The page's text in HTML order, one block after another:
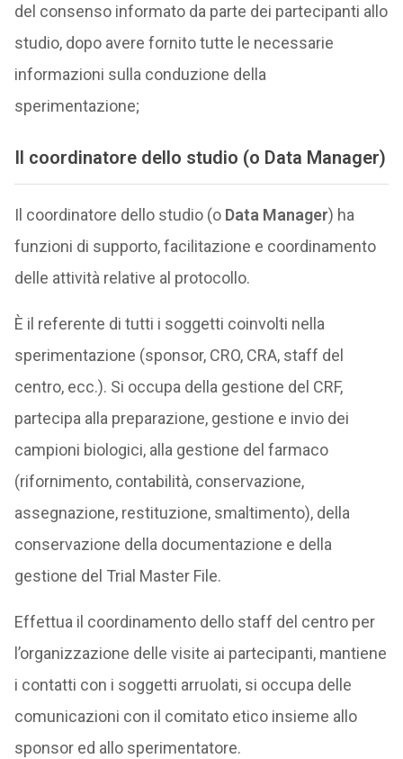
del consenso informato da parte dei partecipanti allo
studio, dopo avere fornito tutte le necessarie
informazioni sulla conduzione della
sperimentazione;
Il coordinatore dello studio (o Data Manager)
Il coordinatore dello studio (o Data Manager) ha
funzioni di supporto, facilitazione e coordinamento
delle attività relative al protocollo.
È il referente di tutti i soggetti coinvolti nella
sperimentazione (sponsor, CRO, CRA, staff del
centro, ecc.). Si occupa della gestione del CRF,
partecipa alla preparazione, gestione e invio dei
campioni biologici, alla gestione del farmaco
(rifornimento, contabilità, conservazione,
assegnazione, restituzione, smaltimento), della
conservazione della documentazione e della
gestione del Trial Master File.
Effettua il coordinamento dello staff del centro per
l’organizzazione delle visite ai partecipanti, mantiene
i contatti con i soggetti arruolati, si occupa delle
comunicazioni con il comitato etico insieme allo
sponsor ed allo sperimentatore.